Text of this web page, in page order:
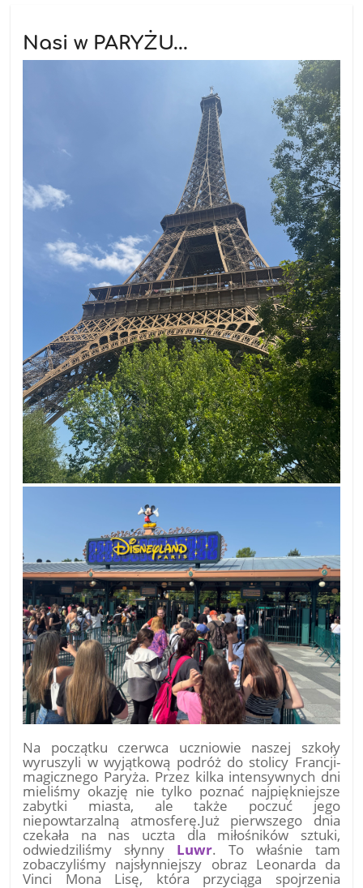
Nasi w PARYŻU...
Na początku czerwca uczniowie naszej szkoły
wyruszyli w wyjątkową podróż do stolicy Francji-
magicznego Paryża. Przez kilka intensywnych dni
mieliśmy okazję nie tylko poznać najpiękniejsze
zabytki miasta, ale także poczuć jego
niepowtarzalną atmosferę.Już pierwszego dnia
czekała na nas uczta dla miłośników sztuki,
odwiedziliśmy słynny Luwr. To właśnie tam
zobaczyliśmy najsłynniejszy obraz Leonarda da
Vinci Mona Lisę, która przyciąga spojrzenia